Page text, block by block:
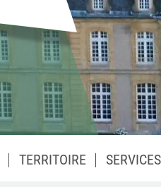
TERRITOIRE SERVICES